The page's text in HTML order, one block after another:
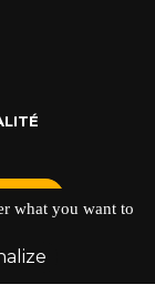
what you want to